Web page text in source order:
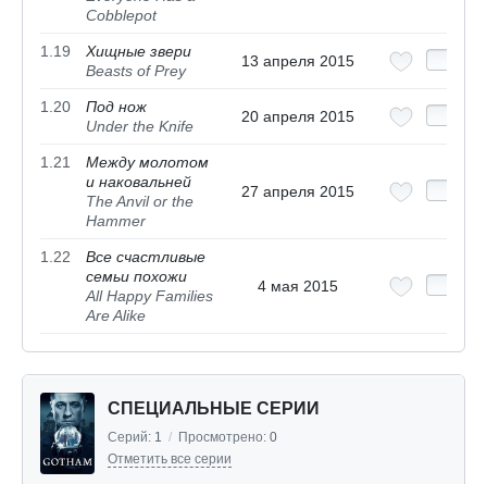
Cobblepot
1.19
Хищные звери
Beasts of Prey
13 апреля 2015
1.20
Под нож
Under the Knife
20 апреля 2015
1.21
Между молотом
и наковальней
The Anvil or the
Hammer
27 апреля 2015
1.22
Все счастливые
семьи похожи
All Happy Families
Are Alike
4 мая 2015
СПЕЦИАЛЬНЫЕ СЕРИИ
Серий: 1 / Просмотрено: 0
Отметить все серии